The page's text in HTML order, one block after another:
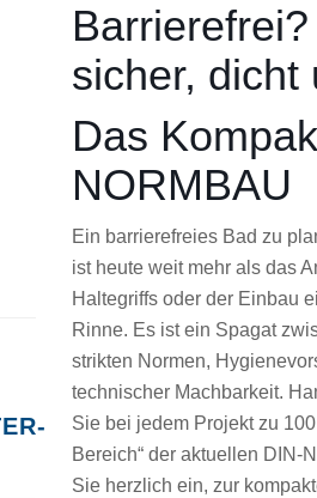
sicher, dicht
Das
NORMBAU
Ein barrierefreies Bad zu
ist heute weit mehr als das
Haltegriffs oder der Einbau
Rinne. Es ist ein Spagat
strikten Normen,
technischer Machbarkeit.
Sie bei jedem Projekt zu
Bereich“ der aktuellen DIN-
Sie herzlich ein, zur